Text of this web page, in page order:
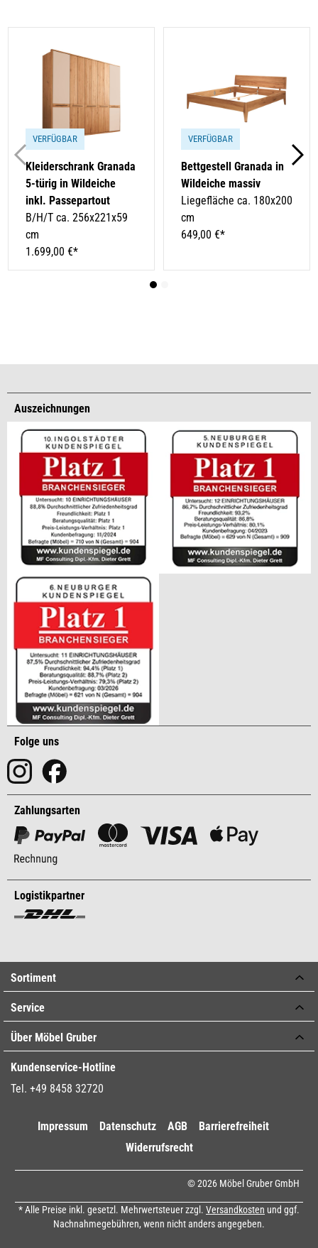
VERFÜGBAR
Kleiderschrank Granada
5-türig in Wildeiche
inkl. Passepartout
B/H/T ca. 256x221x59
cm
1.699,00 €*
VERFÜGBAR
Bettgestell Granada in
Wildeiche massiv
Liegefläche ca. 180x200
cm
649,00 €*
Auszeichnungen
Folge uns
Zahlungsarten
Logistikpartner
Sortiment
Service
Über Möbel Gruber
Kundenservice-Hotline
Tel. +49 8458 32720
Impressum Datenschutz AGB
Barrierefreiheit
Widerrufsrecht
© 2026 Möbel Gruber GmbH
* Alle Preise inkl. gesetzl. Mehrwertsteuer zzgl. Versandkosten und ggf.
Nachnahmegebühren, wenn nicht anders angegeben.